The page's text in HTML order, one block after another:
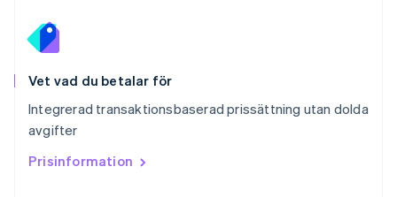
Vet vad du betalar för
Integrerad transaktionsbaserad prissättning utan dolda
avgifter
Prisinformation
Schweiz
Deutsch
English简体中文
English
Slovenien
English Italiano